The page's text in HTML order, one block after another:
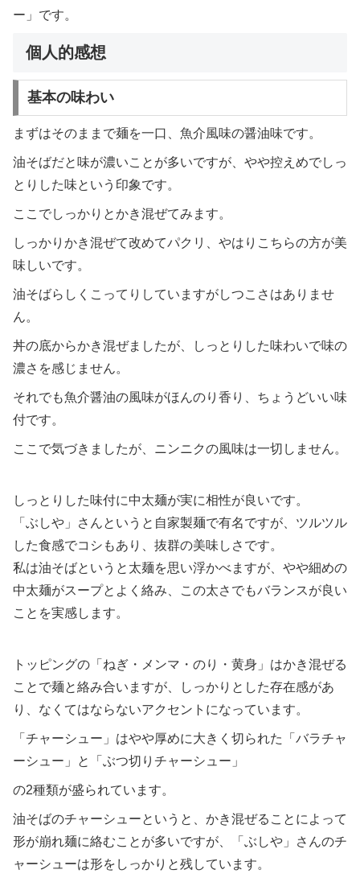
ー」です。
個人的感想
基本の味わい
まずはそのままで麺を一口、魚介風味の醤油味です。
油そばだと味が濃いことが多いですが、やや控えめでしっ
とりした味という印象です。
ここでしっかりとかき混ぜてみます。
しっかりかき混ぜて改めてパクリ、やはりこちらの方が美
味しいです。
油そばらしくこってりしていますがしつこさはありませ
ん。
丼の底からかき混ぜましたが、しっとりした味わいで味の
濃さを感じません。
それでも魚介醤油の風味がほんのり香り、ちょうどいい味
付です。
ここで気づきましたが、ニンニクの風味は一切しません。
しっとりした味付に中太麺が実に相性が良いです。
「ぶしや」さんというと自家製麺で有名ですが、ツルツル
した食感でコシもあり、抜群の美味しさです。
私は油そばというと太麺を思い浮かべますが、やや細めの
中太麺がスープとよく絡み、この太さでもバランスが良い
ことを実感します。
トッピングの「ねぎ・メンマ・のり・黄身」はかき混ぜる
ことで麺と絡み合いますが、しっかりとした存在感があ
り、なくてはならないアクセントになっています。
「チャーシュー」はやや厚めに大きく切られた「バラチャ
ーシュー」と「ぶつ切りチャーシュー」
の2種類が盛られています。
油そばのチャーシューというと、かき混ぜることによって
形が崩れ麺に絡むことが多いですが、「ぶしや」さんのチ
ャーシューは形をしっかりと残しています。